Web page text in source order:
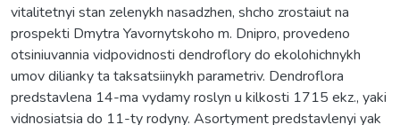
vitalitetnyi stan zelenykh nasadzhen, shcho zrostaiut na
prospekti Dmytra Yavornytskoho m. Dnipro, provedeno
otsiniuvannia vidpovidnosti dendroflory do ekolohichnykh
umov dilianky ta taksatsiinykh parametriv. Dendroflora
predstavlena 14-ma vydamy roslyn u kilkosti 1715 ekz., yaki
vidnosiatsia do 11-ty rodyny. Asortyment predstavlenyi yak